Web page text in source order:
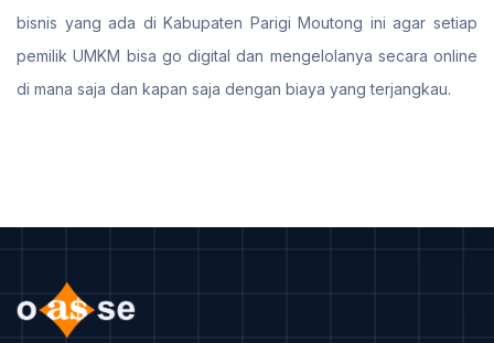
bisnis yang ada di Kabupaten Parigi Moutong ini agar setiap
pemilik UMKM bisa go digital dan mengelolanya secara online
di mana saja dan kapan saja dengan biaya yang terjangkau.